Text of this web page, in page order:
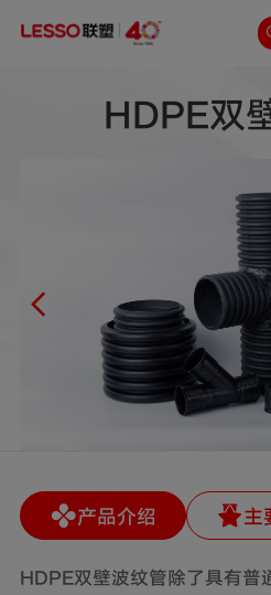
HDPE双
产品介绍 主
HDPE双壁波纹管除了具有普